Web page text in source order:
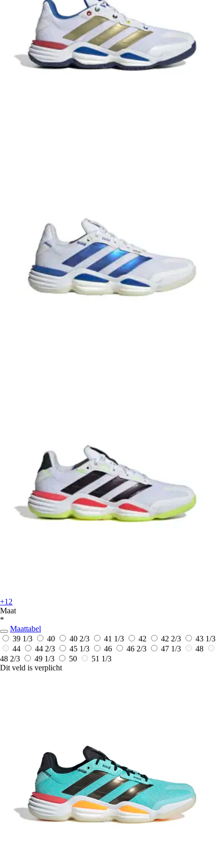
+12
Maat
*
Maattabel
39 1/3
40 40 2/3 41 1/3 42 42 2/3
43 1/3
44
44 2/3 45 1/3 46 46 2/3 47 1/3
48
48 2/3
49 1/3 50
51 1/3
Dit veld is verplicht